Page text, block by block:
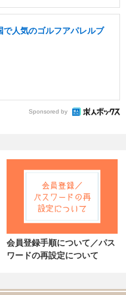
で人気のゴルフアパレルブ
Sponsored by
会員登録手順について／パス
ワードの再設定について